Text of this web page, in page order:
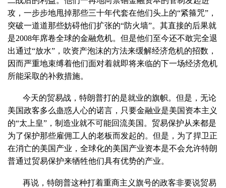
攻，一步步地甩掉那些三十年代套在他们头上的“紧箍咒”，
突破一道道那些妨碍他们扩张的“防火墙”。其直接的后果就
是2008年席卷全球的金融危机。但是他们至今还不敢完全退
出通过“放水”，吹资产泡沫的方法来缓解经济危机的招数，
因而严重地束缚着他们面对着就即将来临的下一场经济危机
所能采取的补救措施。
今天的贸易战，特朗普打的是就业的旗帜。但是，无论
美国政客多么蛊惑人心的诺言，只要金融业是美国资本主义
的“太上皇”，制造业就不可能回流美国。贸易保护从来都是
为了保护那些雇佣工人的老板而发起的。但是，为了捍卫正
在消亡的美国产业，全球化的美国产业资本是不会允许特朗
普通过贸易保护来牺牲他们具有优势的产业。
再说，特朗普这种打着重商主义旗号的政客非要说贸易